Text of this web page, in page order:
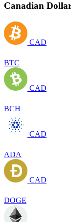
Canadian
CAD
BTC
CAD
BCH
CAD
ADA
CAD
DOGE